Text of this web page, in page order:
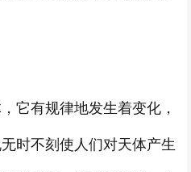
它有规律地发生着变化，
时不刻使人们对天体产生